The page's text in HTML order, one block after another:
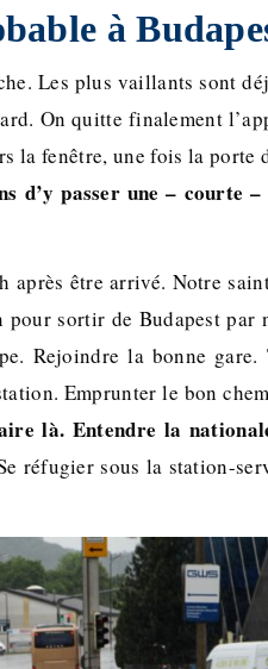
à
Les plus vaillants sont
On quitte finalement
la fenêtre, une fois la porte
d’y passer une – courte
après être arrivé. Notre
sortir de Budapest par
Rejoindre la bonne gare.
Emprunter le bon
là. Entendre la
réfugier sous la station-